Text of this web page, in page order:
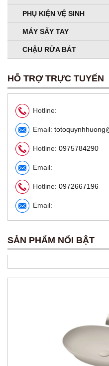
PHỤ KIỆN VỆ SINH
MÁY SẤY TAY
CHẬU RỬA BÁT
HỖ TRỢ TRỰC TUYẾN
Hotline:
Email:
Hotline: 0975784290
Email:
Hotline: 0972667196
Email:
SẢN PHẨM NỔI BẬT
Chậu rửa đặt bàn TOTO
6,850,000 VNĐ
Chậu rửa đặt bàn TOTO
6,850,000 VNĐ